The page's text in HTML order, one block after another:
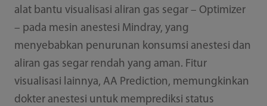
alat bantu visualisasi aliran gas segar – Optimizer
– pada mesin anestesi Mindray, yang
menyebabkan penurunan konsumsi anestesi dan
aliran gas segar rendah yang aman. Fitur
visualisasi lainnya, AA Prediction, memungkinkan
dokter anestesi untuk memprediksi status